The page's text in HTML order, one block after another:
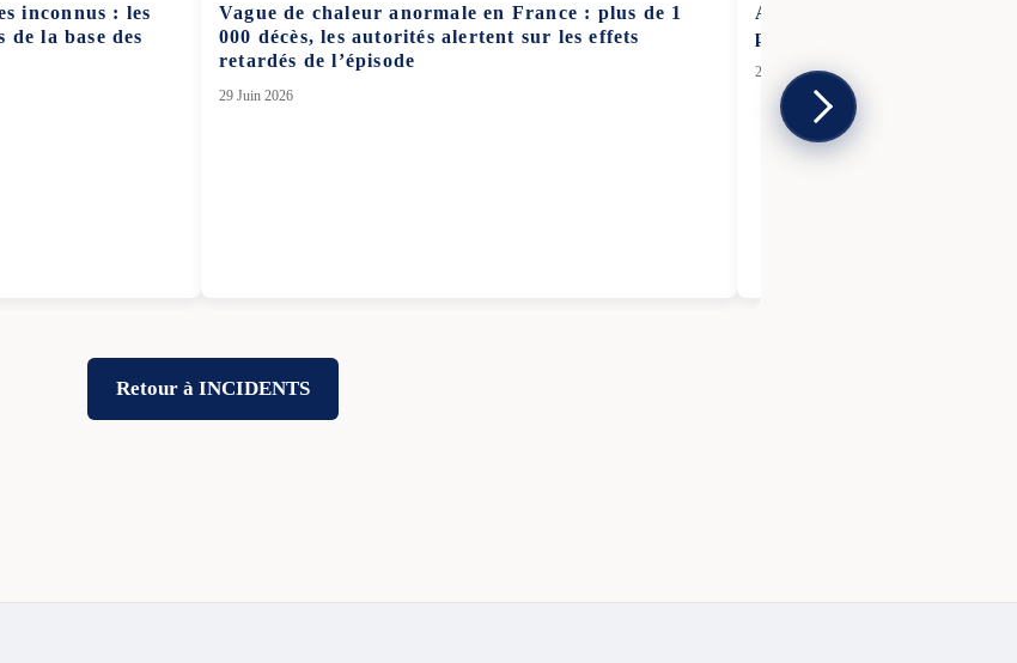
inconnus : les
la base des
Vague de chaleur anormale en France : plus de 1
000 décès, les autorités alertent sur les effets
retardés de l’épisode
29 Juin 2026
Attaque armée en plein
pour 160 000 € dérobés
25 Déc 2025
Retour à INCIDENTS